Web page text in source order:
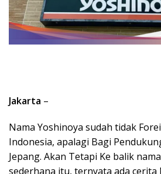
Jakarta –
Nama Yoshinoya sudah tidak
Indonesia, apalagi Bagi
Jepang. Akan Tetapi Ke balik
sederhana itu, ternyata ada